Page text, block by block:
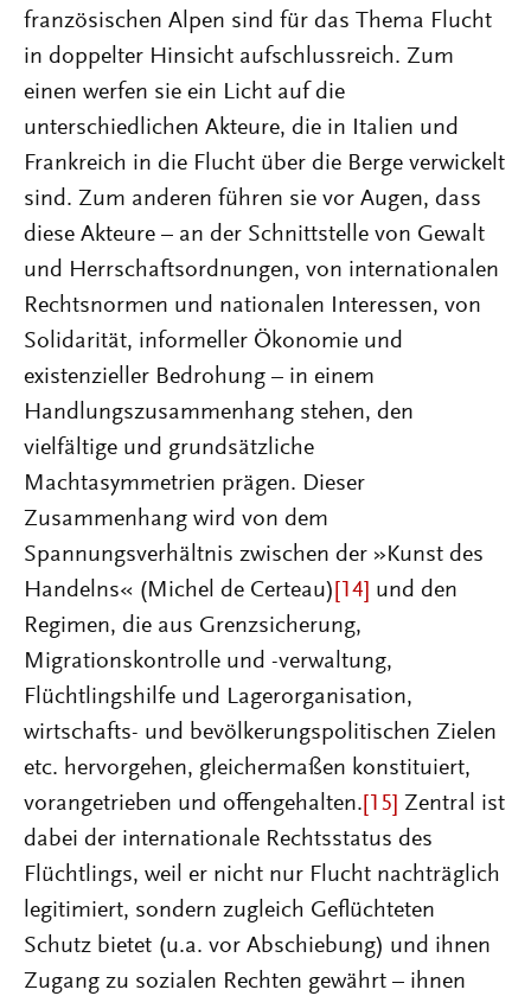
französischen Alpen sind für das Thema Flucht
in doppelter Hinsicht aufschlussreich. Zum
einen werfen sie ein Licht auf die
unterschiedlichen Akteure, die in Italien und
Frankreich in die Flucht über die Berge verwickelt
sind. Zum anderen führen sie vor Augen, dass
diese Akteure – an der Schnittstelle von Gewalt
und Herrschaftsordnungen, von internationalen
Rechtsnormen und nationalen Interessen, von
Solidarität, informeller Ökonomie und
existenzieller Bedrohung – in einem
Handlungszusammenhang stehen, den
vielfältige und grundsätzliche
Machtasymmetrien prägen. Dieser
Zusammenhang wird von dem
Spannungsverhältnis zwischen der »Kunst des
Handelns« (Michel de Certeau) [14] und den
Regimen, die aus Grenzsicherung,
Migrationskontrolle und -verwaltung,
Flüchtlingshilfe und Lagerorganisation,
wirtschafts- und bevölkerungspolitischen Zielen
etc. hervorgehen, gleichermaßen konstituiert,
vorangetrieben und offengehalten. [15] Zentral ist
dabei der internationale Rechtsstatus des
Flüchtlings, weil er nicht nur Flucht nachträglich
legitimiert, sondern zugleich Geflüchteten
Schutz bietet (u.a. vor Abschiebung) und ihnen
Zugang zu sozialen Rechten gewährt – ihnen